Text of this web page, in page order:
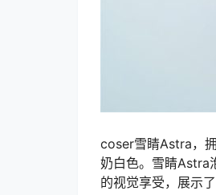
coser雪睛Astra，
奶白色。雪睛Astra
的视觉享受，展示